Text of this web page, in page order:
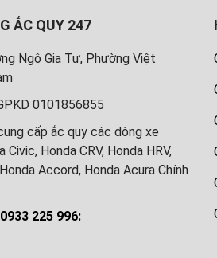
ẮC QUY 247
Ngô Gia Tự, Phường Việt
0101856855
cấp ắc quy các dòng xe
Honda CRV, Honda HRV,
Accord, Honda Acura Chính
225 996: